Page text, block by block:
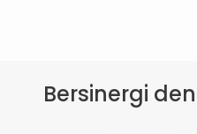
Bersinergi